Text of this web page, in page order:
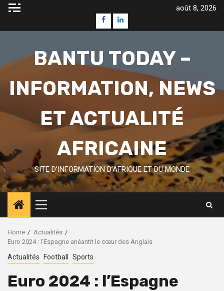
Skip
août 8, 2026
FacebookLinkedin
BANTU TODAY –
INFORMATION, NEWS
ET ACTUALITÉ
AFRICAINE
SITE D’INFORMATION D’AFRIQUE ET DU MONDE
Primary
Menu
Home
Actualités
Euro 2024 : l’Espagne anéantit le cœur des Anglais
Actualités Football Sports
Euro 2024 : l’Espagne